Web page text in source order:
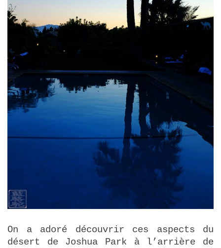
On a adoré découvrir ces aspects du
désert de Joshua Park à l’arrière de